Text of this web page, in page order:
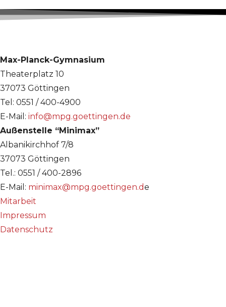
Max-Planck-Gymnasium
Theaterplatz 10
37073 Göttingen
Tel: 0551 / 400-4900
E-Mail: info@mpg.goettingen.de
Außenstelle “Minimax”
Albanikirchhof 7/8
37073 Göttingen
Tel.: 0551 / 400-2896
E-Mail: minimax@mpg.goettingen.de
Mitarbeit
Impressum
Datenschutz